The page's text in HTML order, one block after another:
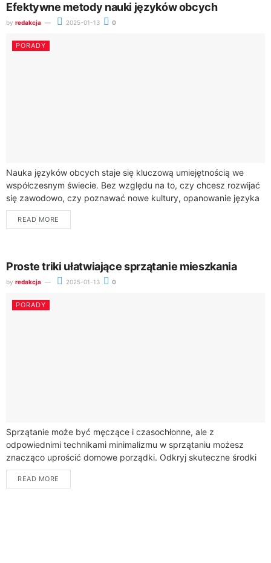
Efektywne metody nauki języków obcych
by redakcja 2025-01-13 0
PORADY
Nauka języków obcych staje się kluczową umiejętnością we
współczesnym świecie. Bez względu na to, czy chcesz rozwijać
się zawodowo, czy poznawać nowe kultury, opanowanie języka
może otworzyć przed Tobą wiele...
READ MORE
Proste triki ułatwiające sprzątanie mieszkania
by redakcja 2025-01-13 0
PORADY
Sprzątanie może być męczące i czasochłonne, ale z
odpowiednimi technikami minimalizmu w sprzątaniu możesz
znacząco uprościć domowe porządki. Odkryj skuteczne środki
czystości i szybkie porządki, które pozwolą ci zachować
czystość...
READ MORE